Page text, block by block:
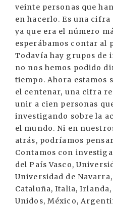
veinte personas que
en hacerlo. Es una
ya que era el número
esperábamos contar al
Todavía hay grupos de
no nos hemos podido
tiempo. Ahora estamos
el centenar, una cifra
unir a cien personas
investigando sobre la
el mundo. Ni en
atrás, podríamos
Contamos con
del País Vasco,
Universidad de
Cataluña, Italia,
Unidos, México,